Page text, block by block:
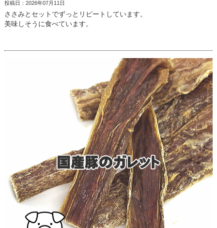
投稿日：2026年07月11日
ささみとセットでずっとリピートしています。
美味しそうに食べています。